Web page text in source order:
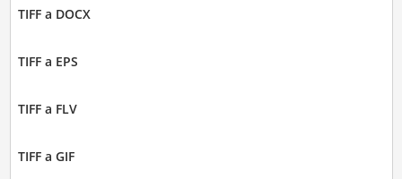
TIFF a DOCX
TIFF a EPS
TIFF a FLV
TIFF a GIF